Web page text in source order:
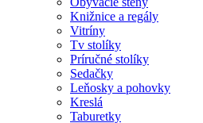
Knižnice a regály
Vitríny
Tv stolíky
Príručné stolíky
Sedačky
Leňosky a pohovky
Kreslá
Taburetky